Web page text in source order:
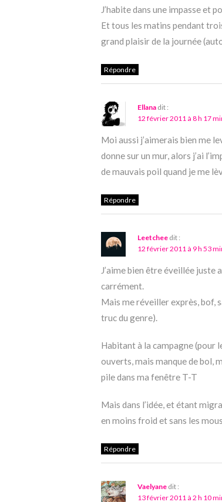
J’habite dans une impasse et
Et tous les matins pendant
grand plaisir de la journée
Répondre
Ellana dit :
12 février 2011 à 8 h 17
Moi aussi j’aimerais bien me
donne sur un mur, alors j’ai
de mauvais poil quand je me
Répondre
Leetchee dit :
12 février 2011 à 9 h 53
J’aime bien être éveillée juste
carrément.
Mais me réveiller exprès, bof,
truc du genre).
Habitant à la campagne (pour
ouverts, mais manque de bol,
pile dans ma fenêtre T-T
Mais dans l’idée, et étant
en moins froid et sans les
Répondre
Vaelyane dit :
13 février 2011 à 2 h 10